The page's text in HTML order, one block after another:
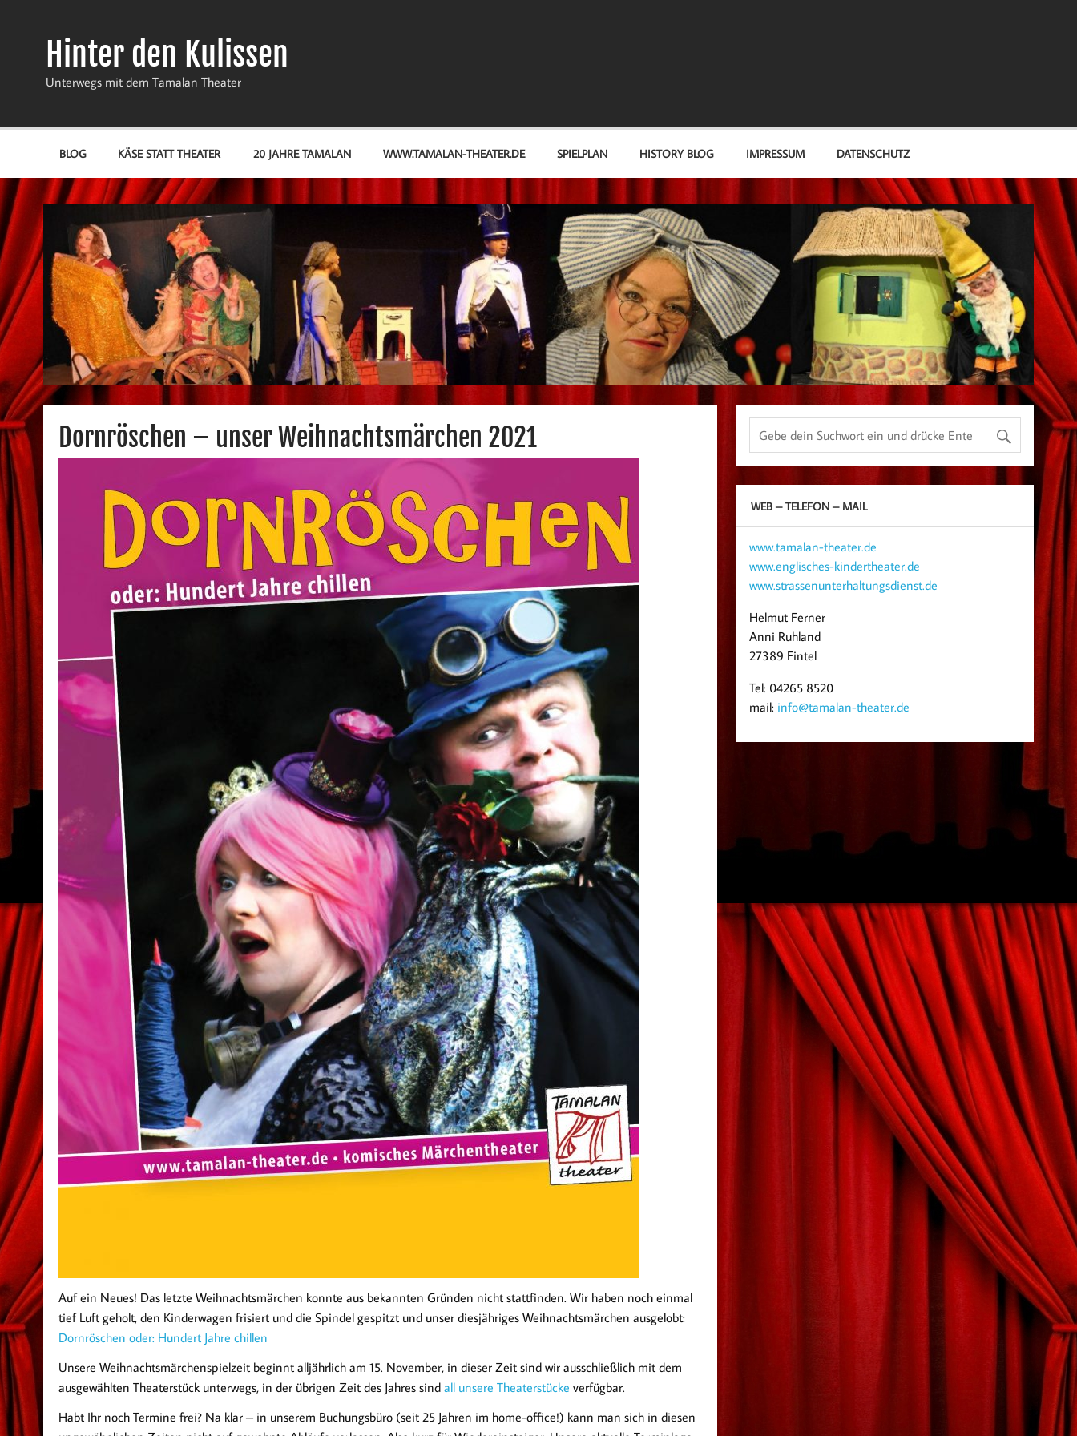
Hinter den Kulissen
Unterwegs mit dem Tamalan Theater
BLOG KÄSE STATT THEATER 20 JAHRE TAMALAN WWW.TAMALAN-THEATER.DE SPIELPLAN HISTORY BLOG IMPRESSUM DATENSCHUTZ
Dornröschen – unser Weihnachtsmärchen 2021
Auf ein Neues! Das letzte Weihnachtsmärchen konnte aus bekannten Gründen nicht stattfinden. Wir haben noch einmal
tief Luft geholt, den Kinderwagen frisiert und die Spindel gespitzt und unser diesjähriges Weihnachtsmärchen ausgelobt:
Dornröschen oder: Hundert Jahre chillen
Unsere Weihnachtsmärchenspielzeit beginnt alljährlich am 15. November, in dieser Zeit sind wir ausschließlich mit dem
ausgewählten Theaterstück unterwegs, in der übrigen Zeit des Jahres sind all unsere Theaterstücke verfügbar.
Habt Ihr noch Termine frei? Na klar – in unserem Buchungsbüro (seit 25 Jahren im home-office!) kann man sich in diesen
WEB – TELEFON – MAIL
www.tamalan-theater.de
www.englisches-kindertheater.de
www.strassenunterhaltungsdienst.de
Helmut Ferner
Anni Ruhland
27389 Fintel
Tel: 04265 8520
mail: info@tamalan-theater.de